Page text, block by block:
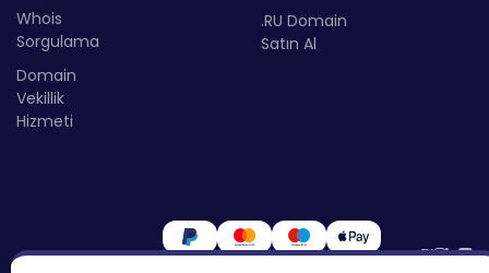
Whois
Sorgulama
Domain
Vekillik
Hizmeti
.RU Domain
Satın Al